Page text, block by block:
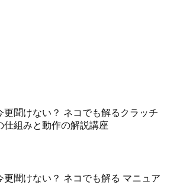
更聞けない？ ネコでも解るクラッチ
仕組みと動作の解説講座
更聞けない？ ネコでも解る マニュア